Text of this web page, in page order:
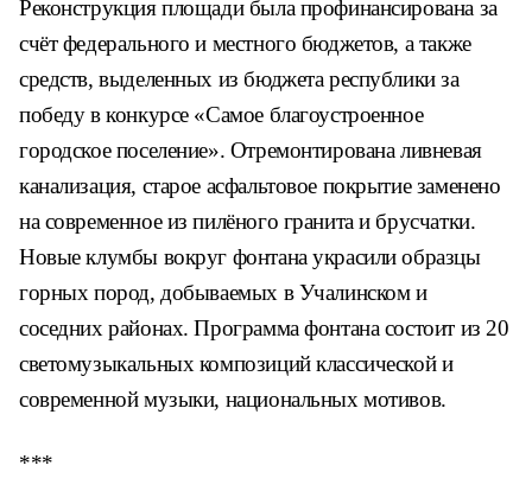
Реконструкция площади была профинансирована за
счёт федерального и местного бюджетов, а также
средств, выделенных из бюджета республики за
победу в конкурсе «Самое благоустроенное
городское поселение». Отремонтирована ливневая
канализация, старое асфальтовое покрытие заменено
на современное из пилёного гранита и брусчатки.
Новые клумбы вокруг фонтана украсили образцы
горных пород, добываемых в Учалинском и
соседних районах. Программа фонтана состоит из 20
светомузыкальных композиций классической и
современной музыки, национальных мотивов.
***